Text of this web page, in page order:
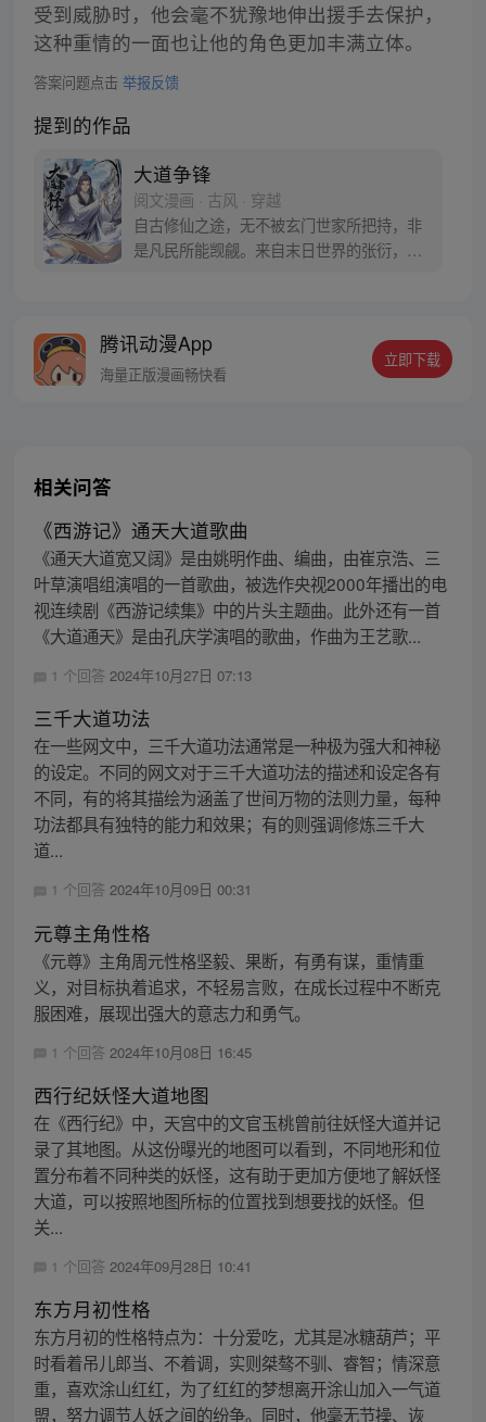
受到威胁时，他会毫不犹豫地伸出援手去保护，
这种重情的一面也让他的角色更加丰满立体。
答案问题点击 举报反馈
提到的作品
大道争锋
阅文漫画 · 古风 · 穿越
自古修仙之途，无不被玄门世家所把持，非
是凡民所能觊觎。来自末日世界的张衍，得
腾讯动漫App
海量正版漫画畅快看
立即下载
相关问答
《西游记》通天大道歌曲
《通天大道宽又阔》是由姚明作曲、编曲，由崔京浩、三
叶草演唱组演唱的一首歌曲，被选作央视2000年播出的电
视连续剧《西游记续集》中的片头主题曲。此外还有一首
《大道通天》是由孔庆学演唱的歌曲，作曲为王艺歌...
1 个回答 2024年10月27日 07:13
三千大道功法
在一些网文中，三千大道功法通常是一种极为强大和神秘
的设定。不同的网文对于三千大道功法的描述和设定各有
不同，有的将其描绘为涵盖了世间万物的法则力量，每种
功法都具有独特的能力和效果；有的则强调修炼三千大
道...
1 个回答 2024年10月09日 00:31
元尊主角性格
《元尊》主角周元性格坚毅、果断，有勇有谋，重情重
义，对目标执着追求，不轻易言败，在成长过程中不断克
服困难，展现出强大的意志力和勇气。
1 个回答 2024年10月08日 16:45
西行纪妖怪大道地图
在《西行纪》中，天宫中的文官玉桃曾前往妖怪大道并记
录了其地图。从这份曝光的地图可以看到，不同地形和位
置分布着不同种类的妖怪，这有助于更加方便地了解妖怪
大道，可以按照地图所标的位置找到想要找的妖怪。但
关...
1 个回答 2024年09月28日 10:41
东方月初性格
东方月初的性格特点为：十分爱吃，尤其是冰糖葫芦；平
时看着吊儿郎当、不着调，实则桀骜不驯、睿智；情深意
重，喜欢涂山红红，为了红红的梦想离开涂山加入一气道
盟，努力调节人妖之间的纷争。同时，他毫无节操、诙